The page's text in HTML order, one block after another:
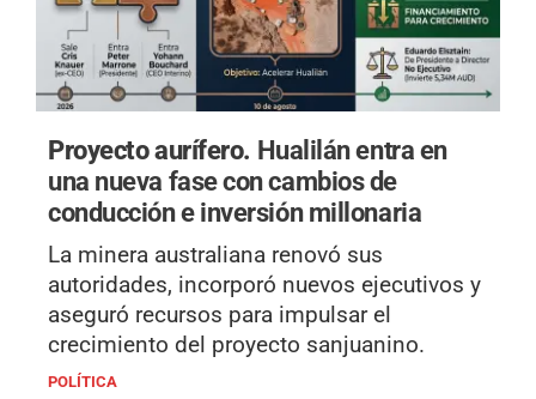
Proyecto aurífero. Hualilán entra en
una nueva fase con cambios de
conducción e inversión millonaria
La minera australiana renovó sus
autoridades, incorporó nuevos ejecutivos y
aseguró recursos para impulsar el
crecimiento del proyecto sanjuanino.
POLÍTICA